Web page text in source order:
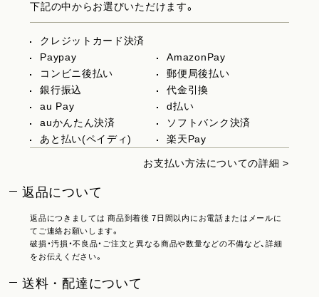
下記の中からお選びいただけます。
クレジットカード決済
Paypay
AmazonPay
コンビニ後払い
郵便局後払い
銀行振込
代金引換
au Pay
d払い
auかんたん決済
ソフトバンク決済
あと払い(ペイディ)
楽天Pay
お支払い方法についての詳細 >
返品について
返品につきましては 商品到着後 7日間以内にお電話またはメールに
てご連絡お願いします。
破損・汚損・不良品・ご注文と異なる商品や数量などの不備など、詳細
をお伝えください。
送料・配達について